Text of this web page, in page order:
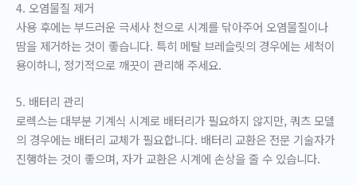
4. 오염물질 제거
사용 후에는 부드러운 극세사 천으로 시계를 닦아주어 오염물질이나
땀을 제거하는 것이 좋습니다. 특히 메탈 브레슬릿의 경우에는 세척이
용이하니, 정기적으로 깨끗이 관리해 주세요.
5. 배터리 관리
로렉스는 대부분 기계식 시계로 배터리가 필요하지 않지만, 쿼츠 모델
의 경우에는 배터리 교체가 필요합니다. 배터리 교환은 전문 기술자가
진행하는 것이 좋으며, 자가 교환은 시계에 손상을 줄 수 있습니다.